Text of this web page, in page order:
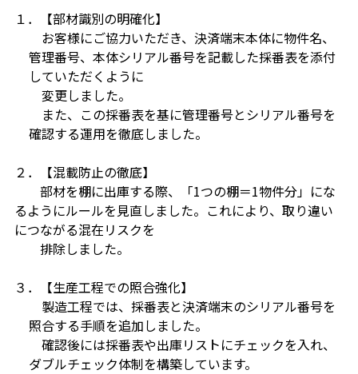
１． 【部材識別の明確化】
お客様にご協力いただき、決済端末本体に物件名、
管理番号、本体シリアル番号を記載した採番表を添付
していただくように
変更しました。
また、この採番表を基に管理番号とシリアル番号を
確認する運用を徹底しました。
２．【混載防止の徹底】
部材を棚に出庫する際、「1つの棚＝1物件分」にな
るようにルールを見直しました。これにより、取り違い
につながる混在リスクを
排除しました。
３．【生産工程での照合強化】
製造工程では、採番表と決済端末のシリアル番号を
照合する手順を追加しました。
確認後には採番表や出庫リストにチェックを入れ、
ダブルチェック体制を構築しています。